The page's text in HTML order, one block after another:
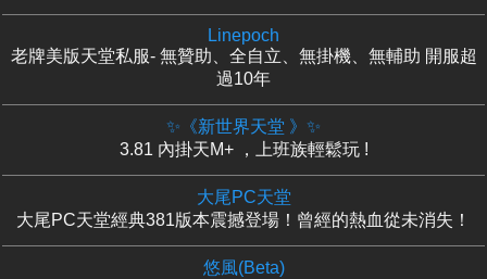
Linepoch
老牌美版天堂私服- 無贊助、全自立、無掛機、無輔助 開服超
過10年
✨《新世界天堂 》✨
3.81 內掛天M+ ，上班族輕鬆玩 !
大尾PC天堂
大尾PC天堂經典381版本震撼登場！曾經的熱血從未消失！
悠風(Beta)